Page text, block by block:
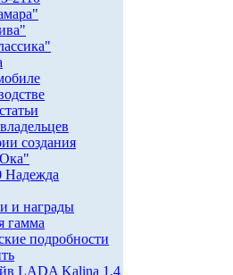
создания
Надежда
и награды
гамма
подробности
LADA Kalina 1,4